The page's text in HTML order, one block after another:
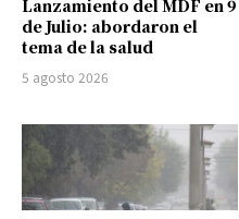
Lanzamiento del MDF en 9
de Julio: abordaron el
tema de la salud
5 agosto 2026